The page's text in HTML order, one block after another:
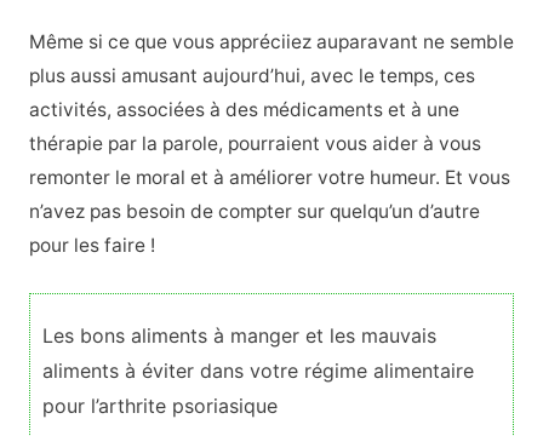
Même si ce que vous appréciiez auparavant ne semble
plus aussi amusant aujourd’hui, avec le temps, ces
activités, associées à des médicaments et à une
thérapie par la parole, pourraient vous aider à vous
remonter le moral et à améliorer votre humeur. Et vous
n’avez pas besoin de compter sur quelqu’un d’autre
pour les faire !
Les bons aliments à manger et les mauvais
aliments à éviter dans votre régime alimentaire
pour l’arthrite psoriasique